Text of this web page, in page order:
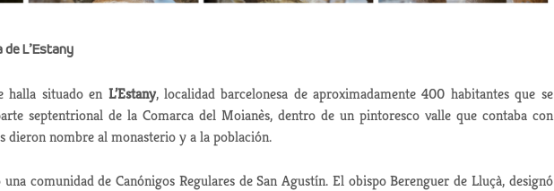
de L’Estany
halla situado en L’Estany, localidad barcelonesa de aproximadamente 400 habitantes que se
septentrional de la Comarca del Moianès, dentro de un pintoresco valle que contaba con
dieron nombre al monasterio y a la población.
comunidad de Canónigos Regulares de San Agustín. El obispo Berenguer de Lluçà, designó